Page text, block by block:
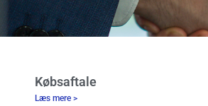
Købsaftale
Læs mere >